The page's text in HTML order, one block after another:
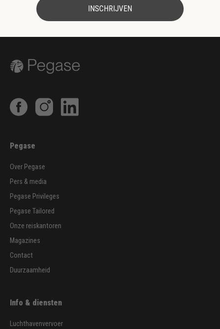
INSCHRIJVEN
Pegase
Over Pegase
Pers & media
Pegase Privileges
Pegase Tailored
Onze reiskantoren
Magazines
Contact
Duurzaamheid
Info & diensten
Luchthavenvervoer